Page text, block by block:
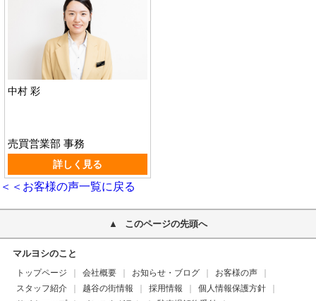
中村 彩
売買営業部 事務
詳しく見る
＜＜お客様の声一覧に戻る
このページの先頭へ
マルヨシのこと
トップページ 会社概要 お知らせ・ブログ
お客様の声
スタッフ紹介
越谷の街情報 採用情報
個人情報保護方針